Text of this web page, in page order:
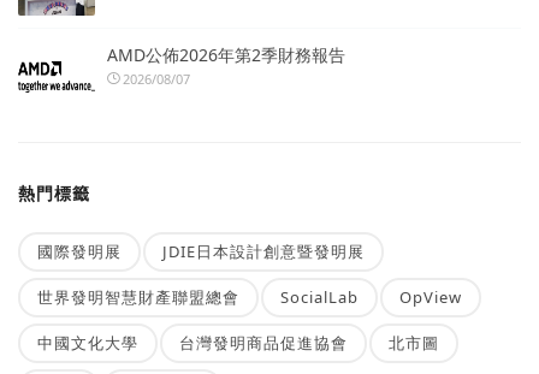
AMD公佈2026年第2季財務報告
2026/08/07
熱門標籤
國際發明展 JDIE日本設計創意暨發明展
世界發明智慧財產聯盟總會 SocialLab OpView
中國文化大學 台灣發明商品促進協會 北市圖